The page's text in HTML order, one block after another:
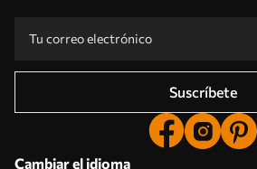
Suscríbete
Cambiar el idioma